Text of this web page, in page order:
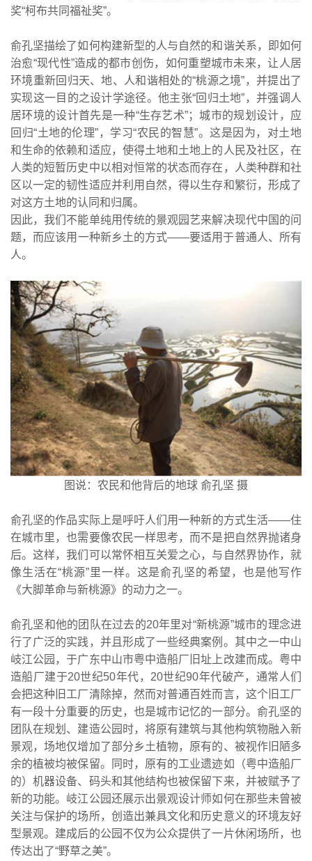
奖“柯布共同福祉奖”。
俞孔坚描绘了如何构建新型的人与自然的和谐关系，即如何
治愈“现代性”造成的都市创伤，如何重塑城市未来，让人居
环境重新回归天、地、人和谐相处的“桃源之境”，并提出了
实现这一目的之设计学途径。他主张“回归土地”，并强调人
居环境的设计首先是一种“生存艺术”；城市的规划设计，应
回归“土地的伦理”，学习“农民的智慧”。这是因为，对土地
和生命的依赖和适应，使得土地和土地上的人民及社区，在
人类的短暂历史中以相对恒常的状态而存在，人类种群和社
区以一定的韧性适应并利用自然，得以生存和繁衍，形成了
对这方土地的认同和归属。
因此，我们不能单纯用传统的景观园艺来解决现代中国的问
题，而应该用一种新乡土的方式——要适用于普通人、所有
人。
图说：农民和他背后的地球 俞孔坚 摄
俞孔坚的作品实际上是呼吁人们用一种新的方式生活——住
在城市里，也需要像农民一样思考，而不是把自然界抛诸身
后。这样，我们可以常怀相互关爱之心，与自然界协作，就
像生活在“桃源”里一样。这是俞孔坚的希望，也是他写作
《大脚革命与新桃源》的动力之一。
俞孔坚和他的团队在过去的20年里对“新桃源”城市的理念进
行了广泛的实践，并且形成了一些经典案例。其中之一中山
岐江公园，于广东中山市粤中造船厂旧址上改建而成。粤中
造船厂建于20世纪50年代，20世纪90年代破产，通常人们
会把这种旧工厂清除掉，然而对普通百姓而言，这个旧工厂
有一段十分重要的历史，也是城市记忆的一部分。俞孔坚的
团队在规划、建造公园时，将原有建筑与其他构筑物融入新
景观，场地仅增加了部分乡土植物，原有的、被视作旧陋多
余的植被均被保留。同时，原有的工业遗迹如（粤中造船厂
的）机器设备、码头和其他结构也被保留下来，并被赋予了
新的功能。岐江公园还展示出景观设计师如何在那些未曾被
关注与保护的场所，创造出兼具文化和历史意义的环境友好
型景观。建成后的公园不仅为公众提供了一片休闲场所，也
传达出了“野草之美”。